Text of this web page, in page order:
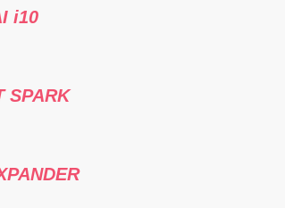
i10
SPARK